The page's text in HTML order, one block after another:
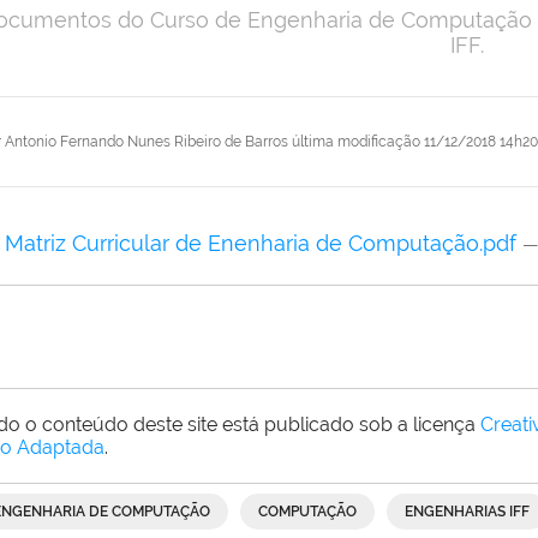
Antonio Fernando Nunes Ribeiro de Barros última modificação 11/12/2018 14h20
do Curso de Engenharia de
IFF.
Matriz Curricular de Enenharia de Computação.pdf —
o conteúdo deste site está publicado sob a licença
Adaptada.
DE COMPUTAÇÃO COMPUTAÇÃO ENGENHARIAS IFF